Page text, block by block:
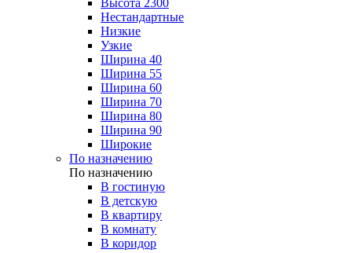
Высота 2300
Нестандартные
Низкие
Узкие
Ширина 40
Ширина 55
Ширина 60
Ширина 70
Ширина 80
Ширина 90
Широкие
По назначению
По назначению
В гостиную
В детскую
В квартиру
В комнату
В коридор